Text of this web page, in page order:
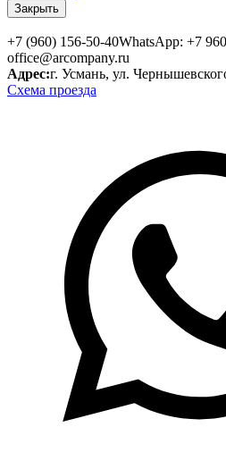
Закрыть
+7 (960) 156-50-40WhatsApp: +7
office@arcompany.ru
Адрес:г. Усмань, ул.
Схема проезда